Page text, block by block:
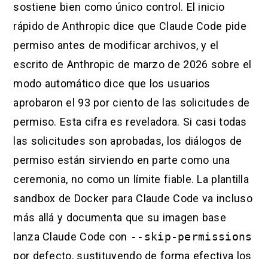
sostiene bien como único control. El inicio
rápido de Anthropic dice que Claude Code pide
permiso antes de modificar archivos, y el
escrito de Anthropic de marzo de 2026 sobre el
modo automático dice que los usuarios
aprobaron el 93 por ciento de las solicitudes de
permiso. Esta cifra es reveladora. Si casi todas
las solicitudes son aprobadas, los diálogos de
permiso están sirviendo en parte como una
ceremonia, no como un límite fiable. La plantilla
sandbox de Docker para Claude Code va incluso
más allá y documenta que su imagen base
lanza Claude Code con --skip-permissions
por defecto, sustituyendo de forma efectiva los